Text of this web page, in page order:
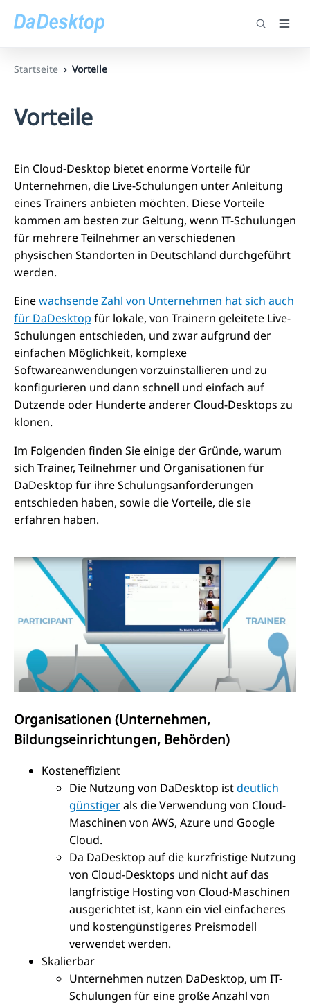
Startseite Vorteile
Vorteile
Ein Cloud-Desktop bietet enorme Vorteile für
Unternehmen, die Live-Schulungen unter Anleitung
eines Trainers anbieten möchten. Diese Vorteile
kommen am besten zur Geltung, wenn IT-Schulungen
für mehrere Teilnehmer an verschiedenen
physischen Standorten in Deutschland durchgeführt
werden.
Einewachsende Zahl von Unternehmen hat sich auch
für DaDesktop für lokale, von Trainern geleitete Live-
Schulungen entschieden, und zwar aufgrund der
einfachen Möglichkeit, komplexe
Softwareanwendungen vorzuinstallieren und zu
konfigurieren und dann schnell und einfach auf
Dutzende oder Hunderte anderer Cloud-Desktops zu
klonen.
Im Folgenden finden Sie einige der Gründe, warum
sich Trainer, Teilnehmer und Organisationen für
DaDesktop für ihre Schulungsanforderungen
entschieden haben, sowie die Vorteile, die sie
erfahren haben.
Organisationen (Unternehmen,
Bildungseinrichtungen, Behörden)
Kosteneffizient
Die Nutzung von DaDesktop istdeutlich
günstigerals die Verwendung von Cloud-
Maschinen von AWS, Azure und Google
Cloud.
Da DaDesktop auf die kurzfristige Nutzung
von Cloud-Desktops und nicht auf das
langfristige Hosting von Cloud-Maschinen
ausgerichtet ist, kann ein viel einfacheres
und kostengünstigeres Preismodell
verwendet werden.
Skalierbar
Unternehmen nutzen DaDesktop, um IT-
Schulungen für eine große Anzahl von